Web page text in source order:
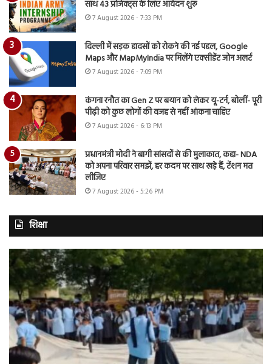
साथ 43 प्रोजेक्ट्स के लिए आवेदन शुरू
7 August 2026 - 7:33 PM
दिल्ली में सड़क हादसों को रोकने की नई पहल, Google
Maps और MapMyIndia पर मिलेंगे एक्सीडेंट जोन अलर्ट
7 August 2026 - 7:09 PM
कंगना रनौत का Gen Z पर बयान को लेकर यू-टर्न, बोलीं- पूरी
पीढ़ी को कुछ लोगों की वजह से नहीं आंकना चाहिए
7 August 2026 - 6:13 PM
प्रधानमंत्री मोदी ने बागी सांसदों से की मुलाकात, कहा- NDA
को अपना परिवार समझें, हर कदम पर साथ खड़े हैं, टेंशन मत
लीजिए
7 August 2026 - 5:26 PM
शिक्षा